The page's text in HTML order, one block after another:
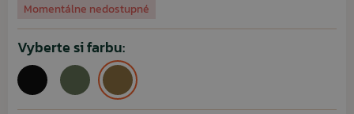
Momentálne nedostupné
Vyberte si farbu: